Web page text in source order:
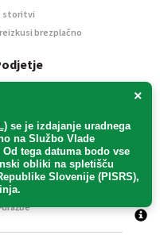
×
se je izdajanje uradnega
na Službo Vlade
Od tega datuma bodo vse
obliki na spletišču
Slovenije (PISRS),
storitvi
brezplačno
javnega značaja
pogoji
o varstvu osebnih podatkov
dražbe